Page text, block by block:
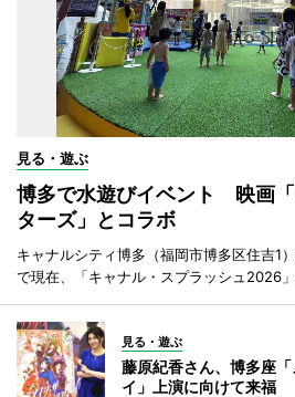
見る・遊ぶ
博多で水遊びイベント 映画
ターズ」とコラボ
キャナルシティ博多（福岡市博多区住吉1
で現在、「キャナル・スプラッシュ2026」
見る・遊ぶ
藤原紀香さん、博多座
イ」上演に向けて来福